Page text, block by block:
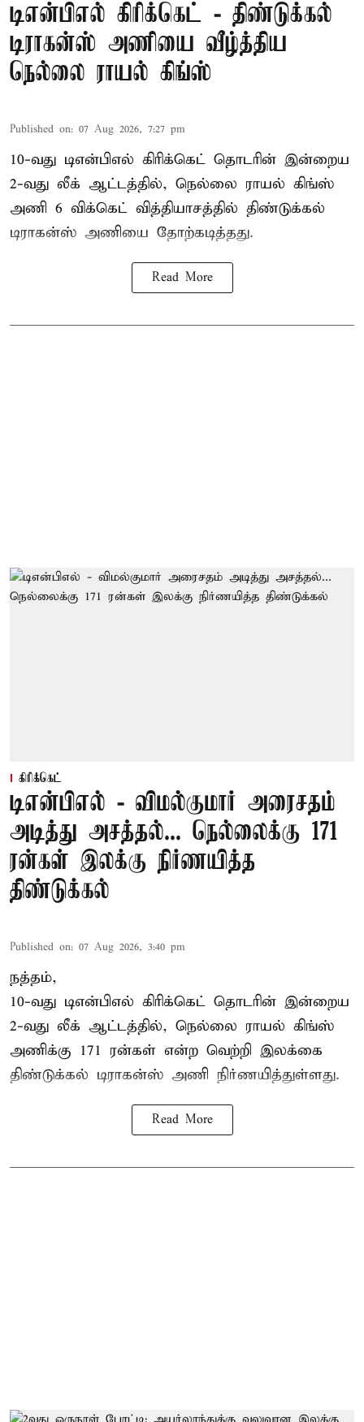
டிஎன்பிஎல் கிரிக்கெட் - திண்டுக்கல்
டிராகன்ஸ் அணியை வீழ்த்திய
நெல்லை ராயல் கிங்ஸ்
Published on: 07 Aug 2026, 7:27 pm
10-வது டிஎன்பிஎல் கிரிக்கெட் தொடரின் இன்றைய
2-வது லீக் ஆட்டத்தில், நெல்லை ராயல் கிங்ஸ்
அணி 6 விக்கெட் வித்தியாசத்தில் திண்டுக்கல்
டிராகன்ஸ் அணியை தோற்கடித்தது.
Read More
கிரிக்கெட்
டிஎன்பிஎல் - விமல்குமார் அரைசதம்
அடித்து அசத்தல்... நெல்லைக்கு 171
ரன்கள் இலக்கு நிர்ணயித்த
திண்டுக்கல்
Published on: 07 Aug 2026, 3:40 pm
நத்தம்,
10-வது டிஎன்பிஎல் கிரிக்கெட் தொடரின் இன்றைய
2-வது லீக் ஆட்டத்தில், நெல்லை ராயல் கிங்ஸ்
அணிக்கு 171 ரன்கள் என்ற வெற்றி இலக்கை
திண்டுக்கல் டிராகன்ஸ் அணி நிர்ணயித்துள்ளது.
Read More